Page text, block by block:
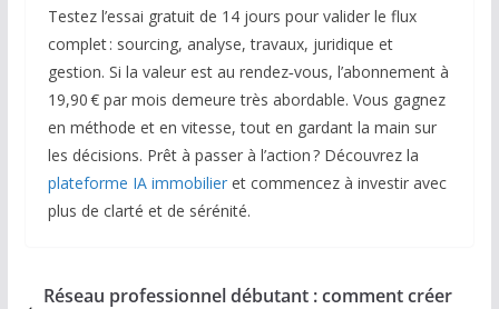
Testez l’essai gratuit de 14 jours pour valider le flux
complet : sourcing, analyse, travaux, juridique et
gestion. Si la valeur est au rendez‑vous, l’abonnement à
19,90 € par mois demeure très abordable. Vous gagnez
en méthode et en vitesse, tout en gardant la main sur
les décisions. Prêt à passer à l’action ? Découvrez la
plateforme IA immobilieret commencez à investir avec
plus de clarté et de sérénité.
Réseau professionnel débutant : comment créer